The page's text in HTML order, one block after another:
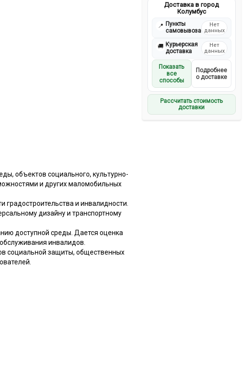
Доставка в город
Колумбус
📍 Пункты
самовывоза
Нет
данных
🚚 Курьерская
доставка
Нет
данных
Показать
все
способы
Подробнее
о доставке
Рассчитать стоимость
доставки
объектов социального, культурно-
и других маломобильных
и инвалидности.
дизайну и транспортному
доступной среды. Дается оценка
инвалидов.
социальной защиты, общественных